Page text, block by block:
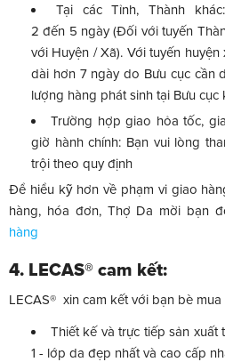
Tại các Tỉnh, Thành
2 đến 5 ngày (Đối với tuyến
với Huyện / Xã). Với tuyến
dài hơn 7 ngày do Bưu cục cần
lượng hàng phát sinh tại Bưu
Trường hợp giao hỏa tốc,
giờ hành chính: Bạn vui lòng
trội theo quy định
Để hiểu kỹ hơn về phạm vi giao
hàng, hóa đơn, Thợ Da mời bạn
hàng
4. LECAS® cam kết:
LECAS® xin cam kết với bạn bè
Thiết kế và trực tiếp sản
1 - lớp da đẹp nhất và cao cấp